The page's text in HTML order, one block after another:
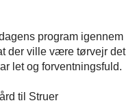
program igennem
der ville være tørvejr det
let og forventningsfuld.
til Struer